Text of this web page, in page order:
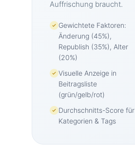
Auffrischung braucht.
Gewichtete Faktoren:
Änderung (45%),
Republish (35%), Alter
(20%)
Visuelle Anzeige in
Beitragsliste
(grün/gelb/rot)
Durchschnitts-Score für
Kategorien & Tags